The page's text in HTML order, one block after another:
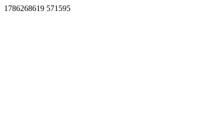
1786268619 571595